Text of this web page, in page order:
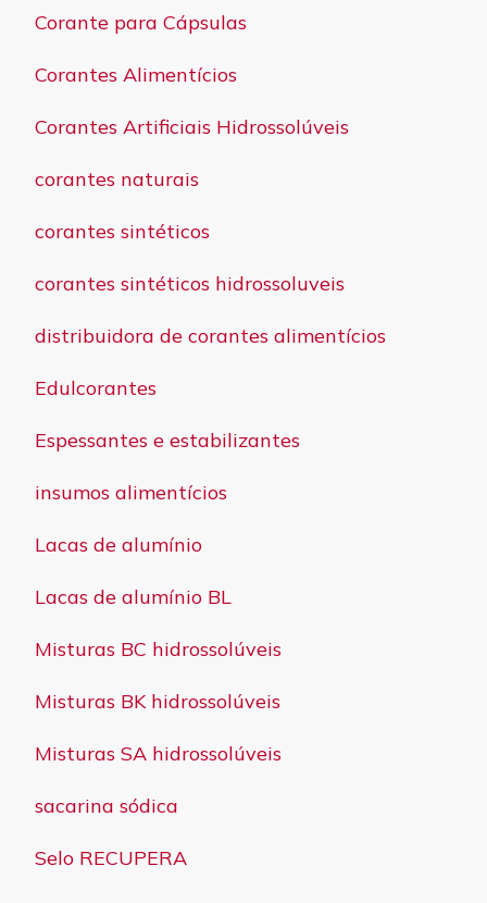
Corante para Cápsulas
Corantes Alimentícios
Corantes Artificiais Hidrossolúveis
corantes naturais
corantes sintéticos
corantes sintéticos hidrossoluveis
distribuidora de corantes alimentícios
Edulcorantes
Espessantes e estabilizantes
insumos alimentícios
Lacas de alumínio
Lacas de alumínio BL
Misturas BC hidrossolúveis
Misturas BK hidrossolúveis
Misturas SA hidrossolúveis
sacarina sódica
Selo RECUPERA